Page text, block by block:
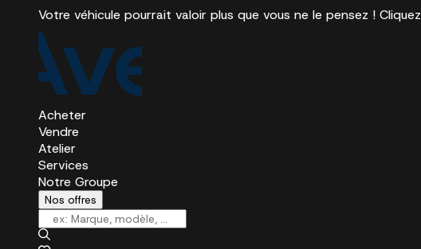
Votre véhicule pourrait valoir plus que vous ne le pensez !
Acheter
Vendre
Atelier
Services
Notre Groupe
Nos offres